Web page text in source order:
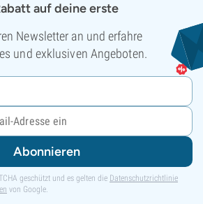
auf deine erste
Newsletter an und erfahre
und exklusiven Angeboten.
Abonnieren
geschützt und es gelten die Datenschutzrichtlinie
von Google.